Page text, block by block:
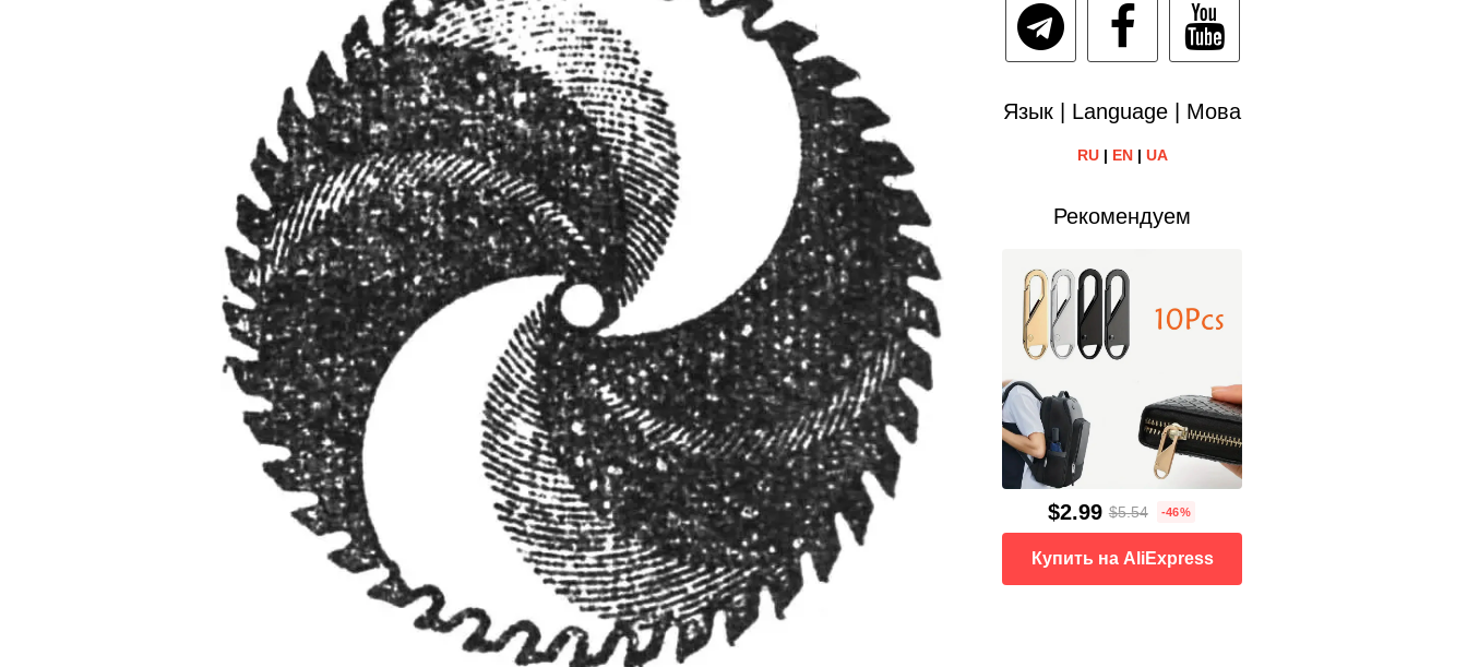
Язык | Language | Мова
RU| EN| UA
Рекомендуем
$2.99 $5.54 -46%
Купить на AliExpress